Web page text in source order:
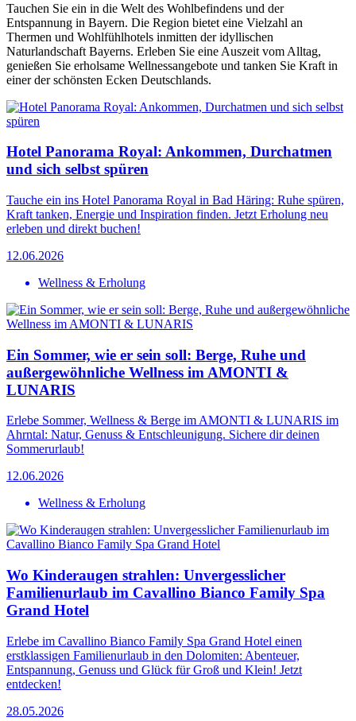
Tauchen Sie ein in die Welt des Wohlbefindens und der
Entspannung in Bayern. Die Region bietet eine Vielzahl an
Thermen und Wohlfühlhotels inmitten der idyllischen
Naturlandschaft Bayerns. Erleben Sie eine Auszeit vom Alltag,
genießen Sie erholsame Wellnessangebote und tanken Sie Kraft in
einer der schönsten Ecken Deutschlands.
Hotel Panorama Royal: Ankommen, Durchatmen
und sich selbst spüren
Tauche ein ins Hotel Panorama Royal in Bad Häring: Ruhe spüren,
Kraft tanken, Energie und Inspiration finden. Jetzt Erholung neu
erleben und direkt buchen!
12.06.2026
Wellness & Erholung
Ein Sommer, wie er sein soll: Berge, Ruhe und
außergewöhnliche Wellness im AMONTI &
LUNARIS
Erlebe Sommer, Wellness & Berge im AMONTI & LUNARIS im
Ahrntal: Natur, Genuss & Entschleunigung. Sichere dir deinen
Sommerurlaub!
12.06.2026
Wellness & Erholung
Wo Kinderaugen strahlen: Unvergesslicher
Familienurlaub im Cavallino Bianco Family Spa
Grand Hotel
Erlebe im Cavallino Bianco Family Spa Grand Hotel einen
erstklassigen Familienurlaub in den Dolomiten: Abenteuer,
Entspannung, Genuss und Glück für Groß und Klein! Jetzt
entdecken!
28.05.2026